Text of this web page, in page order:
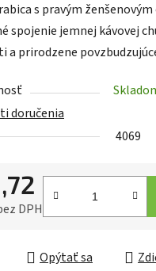
s pravým
spojenie jemnej kávovej
a prirodzene
doručenia
4069
DPH
Opýtať sa